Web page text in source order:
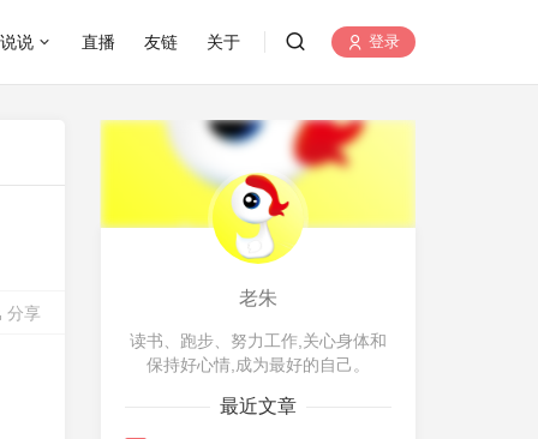
说说 直播 友链 关于 登录
分享
老朱
读书、跑步、努力工作,关心身体和
保持好心情,成为最好的自己。
最近文章